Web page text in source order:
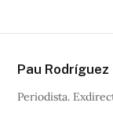
Pau Rodríguez
Periodista.